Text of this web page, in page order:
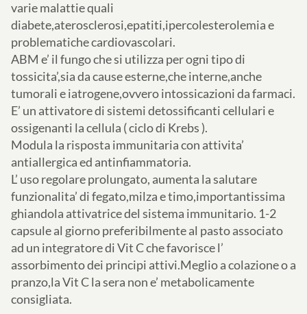
varie malattie quali
diabete,aterosclerosi,epatiti,ipercolesterolemia e
problematiche cardiovascolari.
ABM e’ il fungo che si utilizza per ogni tipo di
tossicita’,sia da cause esterne,che interne,anche
tumorali e iatrogene,ovvero intossicazioni da farmaci.
E’ un attivatore di sistemi detossificanti cellulari e
ossigenanti la cellula ( ciclo di Krebs ).
Modula la risposta immunitaria con attivita’
antiallergica ed antinfiammatoria.
L’ uso regolare prolungato, aumenta la salutare
funzionalita’ di fegato,milza e timo,importantissima
ghiandola attivatrice del sistema immunitario. 1-2
capsule al giorno preferibilmente al pasto associato
ad un integratore di Vit C che favorisce l’
assorbimento dei principi attivi.Meglio a colazione o a
pranzo,la Vit C la sera non e’ metabolicamente
consigliata.